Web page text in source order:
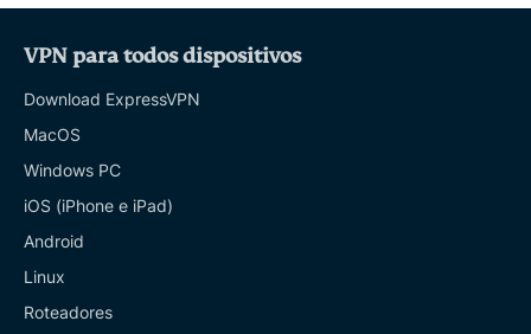
VPN para todos dispositivos
Download ExpressVPN
MacOS
Windows PC
iOS (iPhone e iPad)
Android
Linux
Roteadores